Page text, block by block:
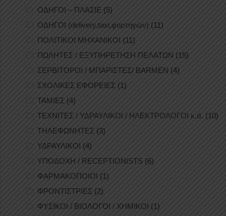
ΟΔΗΓΟΙ – ΠΛΑΣΙΕ (5)
ΟΔΗΓΟΙ (delivery,taxi,φορτηγών) (11)
ΠΟΛΙΤΙΚΟΙ ΜΗΧΑΝΙΚΟΙ (11)
ΠΩΛΗΤΕΣ / ΕΞΥΠΗΡΕΤΗΣΗ ΠΕΛΑΤΩΝ (15)
ΣΕΡΒΙΤΟΡΟΙ / ΜΠΑΡΙΣΤΕΣ/ BARMEN (4)
ΣΧΟΛΙΚΕΣ ΕΦΟΡΕΙΕΣ (1)
ΤΑΜΙΕΣ (4)
ΤΕΧΝΙΤΕΣ / ΥΔΡΑΥΛΙΚΟΙ / ΗΛΕΚΤΡΟΛΟΓΟΙ κ.ά. (10)
ΤΗΛΕΦΩΝΗΤΕΣ (3)
ΥΔΡΑΥΛΙΚΟΙ (4)
ΥΠΟΔΟΧΗ / RECEPTIONISTS (6)
ΦΑΡΜΑΚΟΠΟΙΟΙ (1)
ΦΡΟΝΤΙΣΤΡΙΕΣ (2)
ΦΥΣΙΚΟΙ / ΒΙΟΛΟΓΟΙ / ΧΗΜΙΚΟΙ (1)